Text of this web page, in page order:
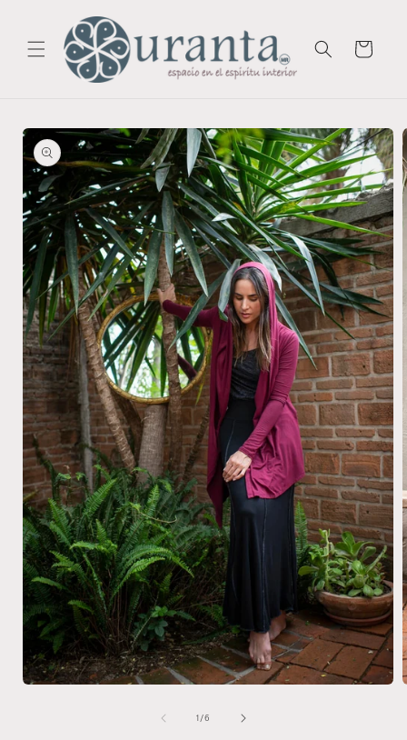
content
Cart
Skip to
product
information
2
1 /of
6